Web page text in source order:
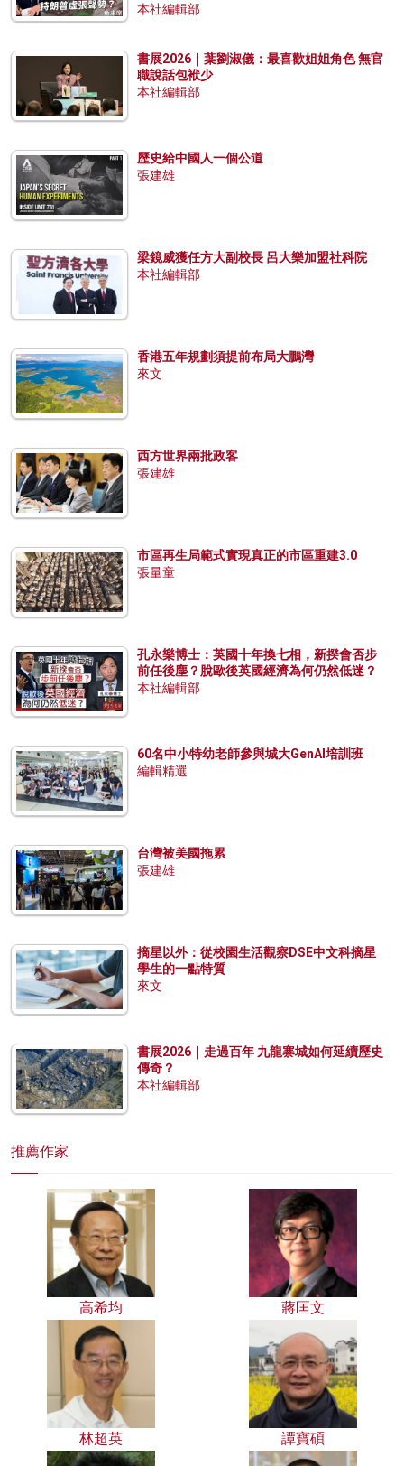
本社編輯部
書展2026｜葉劉淑儀：最喜歡姐姐角色 無官
職說話包袱少
本社編輯部
歷史給中國人一個公道
張建雄
梁鏡威獲任方大副校長 呂大樂加盟社科院
本社編輯部
香港五年規劃須提前布局大鵬灣
來文
西方世界兩批政客
張建雄
市區再生局範式實現真正的市區重建3.0
張量童
孔永樂博士：英國十年換七相，新揆會否步
前任後塵？脫歐後英國經濟為何仍然低迷？
本社編輯部
60名中小特幼老師參與城大GenAI培訓班
編輯精選
台灣被美國拖累
張建雄
摘星以外：從校園生活觀察DSE中文科摘星
學生的一點特質
來文
書展2026｜走過百年 九龍寨城如何延續歷史
傳奇？
本社編輯部
推薦作家
高希均 蔣匡文
林超英 譚寶碩